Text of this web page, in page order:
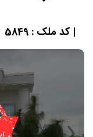
| کد ملک : 5849